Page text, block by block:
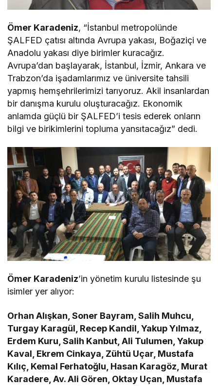
Ömer Karadeniz, “İstanbul metropolünde
ŞALFED çatısı altında Avrupa yakası, Boğaziçi ve
Anadolu yakası diye birimler kuracağız.
Avrupa’dan başlayarak, İstanbul, İzmir, Ankara ve
Trabzon’da işadamlarımız ve üniversite tahsili
yapmış hemşehrilerimizi tarıyoruz. Akil insanlardan
bir danışma kurulu oluşturacağız. Ekonomik
anlamda güçlü bir ŞALFED’i tesis ederek onların
bilgi ve birikimlerini topluma yansıtacağız” dedi.
Ömer Karadeniz’in yönetim kurulu listesinde şu
isimler yer alıyor:
Orhan Alışkan, Soner Bayram, Salih Muhcu,
Turgay Karagül, Recep Kandil, Yakup Yılmaz,
Erdem Kuru, Salih Kanbut, Ali Tulumen, Yakup
Kaval, Ekrem Cinkaya, Zühtü Uçar, Mustafa
Kılıç, Kemal Ferhatoğlu, Hasan Karagöz, Murat
Karadere, Av. Ali Gören, Oktay Uçan, Mustafa